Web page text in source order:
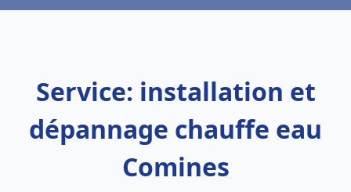
Service: installation et
dépannage chauffe eau
Comines